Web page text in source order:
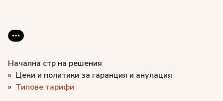
Начална стр на решения
Цени и политики за гаранция и анулация
Типове тарифи